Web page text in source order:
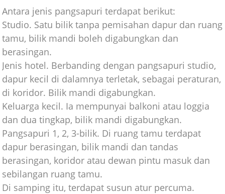
Antara jenis pangsapuri terdapat berikut:
Studio. Satu bilik tanpa pemisahan dapur dan ruang
tamu, bilik mandi boleh digabungkan dan
berasingan.
Jenis hotel. Berbanding dengan pangsapuri studio,
dapur kecil di dalamnya terletak, sebagai peraturan,
di koridor. Bilik mandi digabungkan.
Keluarga kecil. Ia mempunyai balkoni atau loggia
dan dua tingkap, bilik mandi digabungkan.
Pangsapuri 1, 2, 3-bilik. Di ruang tamu terdapat
dapur berasingan, bilik mandi dan tandas
berasingan, koridor atau dewan pintu masuk dan
sebilangan ruang tamu.
Di samping itu, terdapat susun atur percuma.